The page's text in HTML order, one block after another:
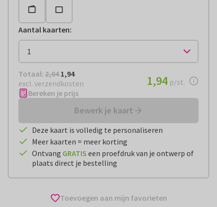
Aantal kaarten:
Totaal: € 1,94
Totaal: 2,04 1,94
excl. verzendkosten
€ 1,94per stuk
1,94 p/st.
Bereken je prijs
Bewerk je kaart
Deze kaart is volledig te personaliseren
Meer kaarten = meer korting
Ontvang GRATIS een proefdruk van je ontwerp of
plaats direct je bestelling
Toevoegen aan mijn favorieten